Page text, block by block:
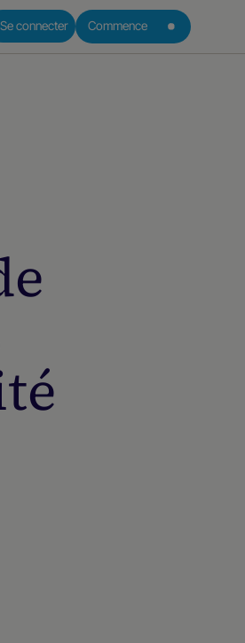
Se connecter Commence